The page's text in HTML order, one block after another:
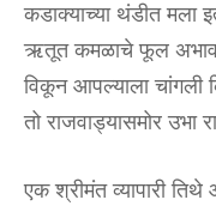
कडाक्याच्या थंडीत मला
ऋतूत कमळाचे फूल
विकून आपल्याला चांगली
तो राजवाड्यासमोर उभा
एक श्रीमंत व्यापारी